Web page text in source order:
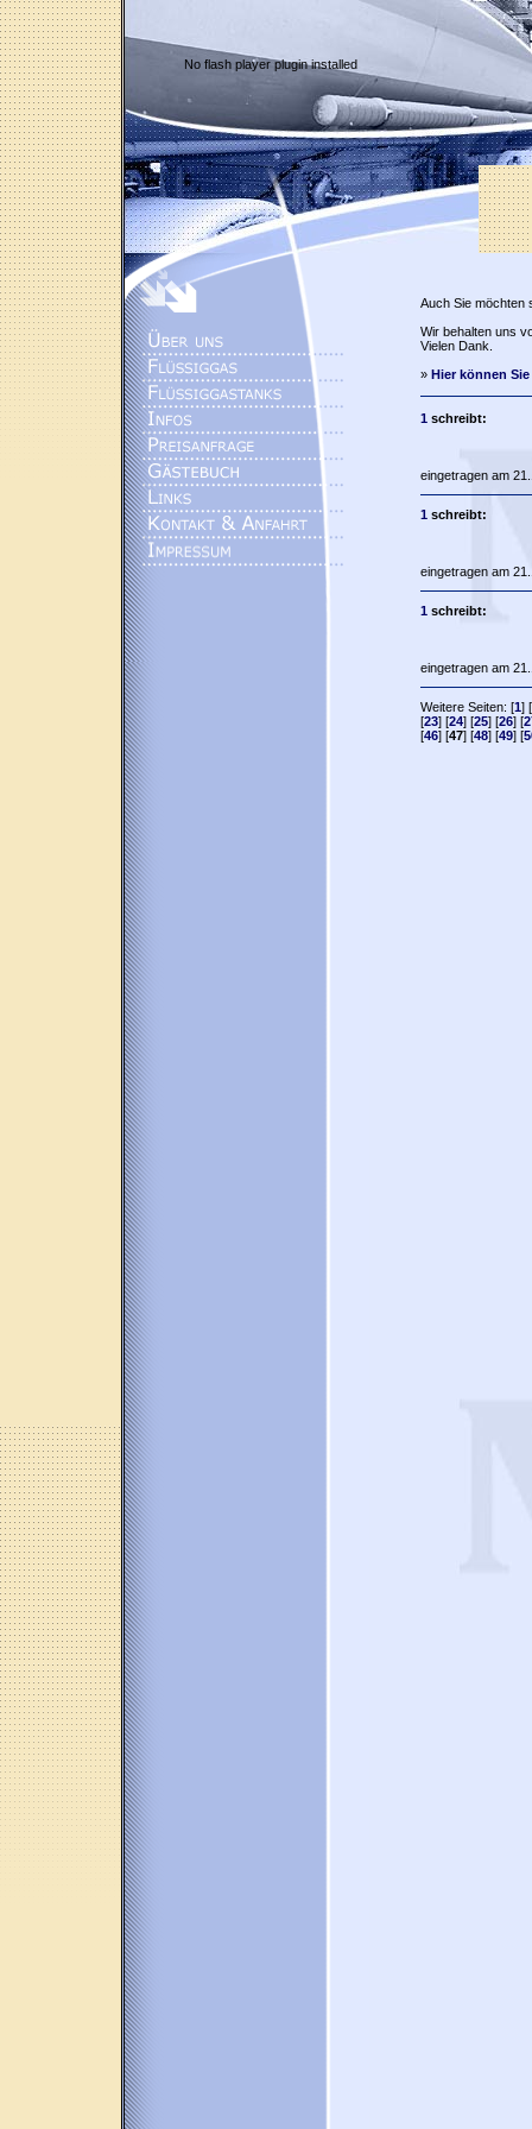
No flash player plugin installed
Auch Sie möchten
Wir behalten uns
Vielen Dank.
» Hier können
1schreibt:
eingetragen am
1schreibt:
eingetragen am
1schreibt:
eingetragen am
Weitere Seiten: [1] [
[23] [24] [25] [26] [
[46] [47] [48] [49] [